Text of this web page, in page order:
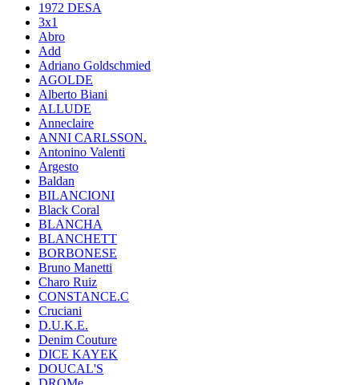
1972 DESA
3x1
Abro
Add
Adriano Goldschmied
AGOLDE
Alberto Biani
ALLUDE
Anneclaire
ANNI CARLSSON.
Antonino Valenti
Argesto
Baldan
BILANCIONI
Black Coral
BLANCHA
BLANCHETT
BORBONESE
Bruno Manetti
Charo Ruiz
CONSTANCE.C
Cruciani
D.U.K.E.
Denim Couture
DICE KAYEK
DOUCAL'S